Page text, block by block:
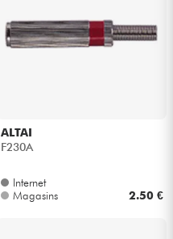
ALTAI
F230A
Internet
Magasins
2.50 €